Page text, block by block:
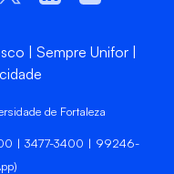
Sempre Unifor
de Fortaleza
| 3477-3400 | 99246-